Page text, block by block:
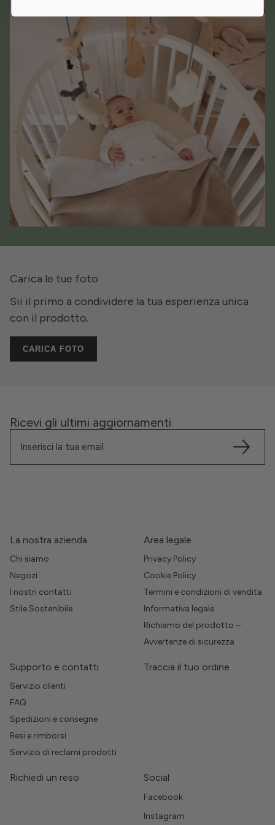
Carica le tue foto
Sii il primo a condividere la tua esperienza unica
con il prodotto.
CARICA FOTO
Ricevi gli ultimi aggiornamenti
La nostra azienda
Chi siamo
Negozi
I nostri contatti
Stile Sostenibile
Area legale
Privacy Policy
Cookie Policy
Termini e condizioni di vendita
Informativa legale
Richiamo del prodotto –
Avvertenze di sicurezza
Supporto e contatti
Servizio clienti
FAQ
Spedizioni e consegne
Resi e rimborsi
Servizio di reclami prodotti
Traccia il tuo ordine
Richiedi un reso Social
Facebook
Instagram